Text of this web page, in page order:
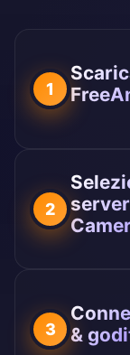
1
2
server
3
&